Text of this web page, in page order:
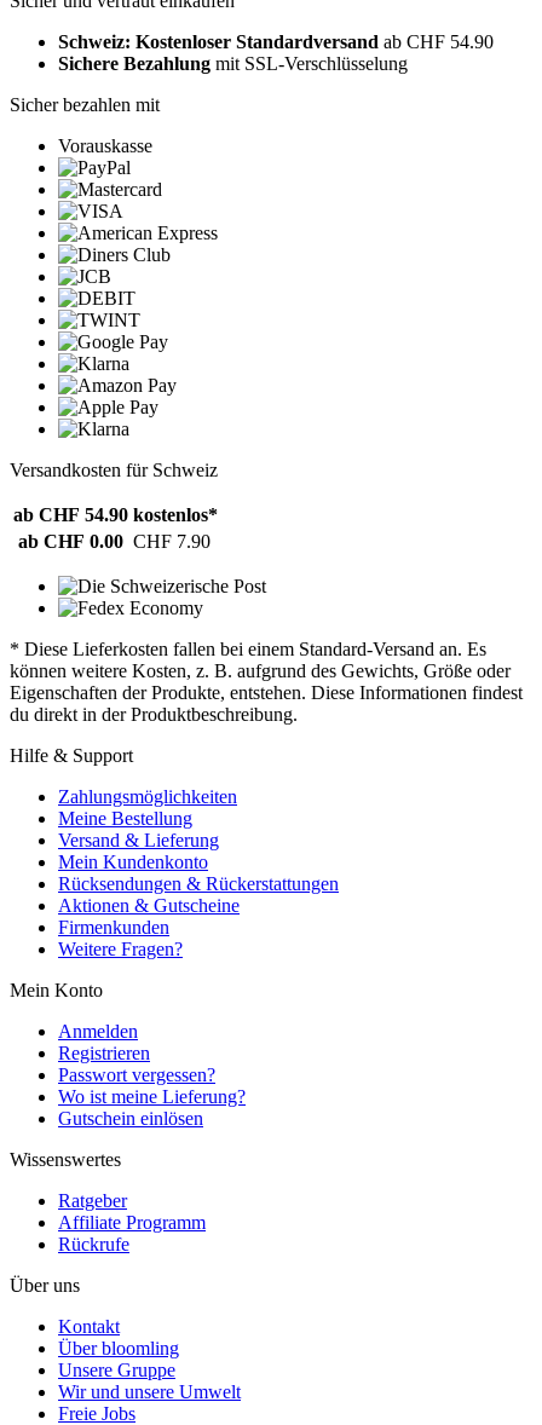
Schweiz: Kostenloser Standardversand ab CHF 54.90
Sichere Bezahlung mit SSL-Verschlüsselung
Sicher bezahlen mit
Vorauskasse
Versandkosten für Schweiz
ab CHF 54.90 kostenlos*
ab CHF 0.00 CHF 7.90
* Diese Lieferkosten fallen bei einem Standard-Versand an. Es
können weitere Kosten, z. B. aufgrund des Gewichts, Größe oder
Eigenschaften der Produkte, entstehen. Diese Informationen findest
du direkt in der Produktbeschreibung.
Hilfe & Support
Zahlungsmöglichkeiten
Meine Bestellung
Versand & Lieferung
Mein Kundenkonto
Rücksendungen & Rückerstattungen
Aktionen & Gutscheine
Firmenkunden
Weitere Fragen?
Mein Konto
Anmelden
Registrieren
Passwort vergessen?
Wo ist meine Lieferung?
Gutschein einlösen
Wissenswertes
Ratgeber
Affiliate Programm
Rückrufe
Über uns
Kontakt
Über bloomling
Unsere Gruppe
Wir und unsere Umwelt
Freie Jobs